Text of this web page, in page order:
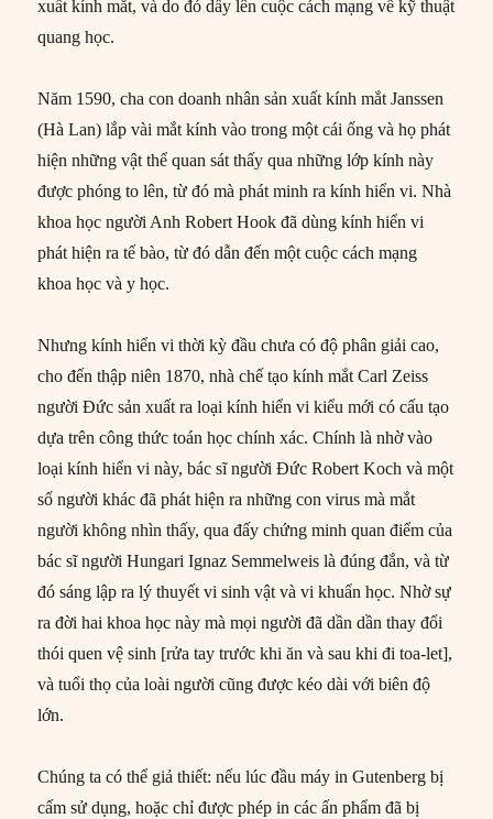
xuất kính mắt, và do đó dấy lên cuộc cách mạng về kỹ thuật
quang học.
Năm 1590, cha con doanh nhân sản xuất kính mắt Janssen
(Hà Lan) lắp vài mắt kính vào trong một cái ống và họ phát
hiện những vật thể quan sát thấy qua những lớp kính này
được phóng to lên, từ đó mà phát minh ra kính hiển vi. Nhà
khoa học người Anh Robert Hook đã dùng kính hiển vi
phát hiện ra tế bào, từ đó dẫn đến một cuộc cách mạng
khoa học và y học.
Nhưng kính hiển vi thời kỳ đầu chưa có độ phân giải cao,
cho đến thập niên 1870, nhà chế tạo kính mắt Carl Zeiss
người Đức sản xuất ra loại kính hiển vi kiểu mới có cấu tạo
dựa trên công thức toán học chính xác. Chính là nhờ vào
loại kính hiển vi này, bác sĩ người Đức Robert Koch và một
số người khác đã phát hiện ra những con virus mà mắt
người không nhìn thấy, qua đấy chứng minh quan điểm của
bác sĩ người Hungari Ignaz Semmelweis là đúng đắn, và từ
đó sáng lập ra lý thuyết vi sinh vật và vi khuẩn học. Nhờ sự
ra đời hai khoa học này mà mọi người đã dần dần thay đổi
thói quen vệ sinh [rửa tay trước khi ăn và sau khi đi toa-let],
và tuổi thọ của loài người cũng được kéo dài với biên độ
lớn.
Chúng ta có thể giả thiết: nếu lúc đầu máy in Gutenberg bị
cấm sử dụng, hoặc chỉ được phép in các ấn phẩm đã bị